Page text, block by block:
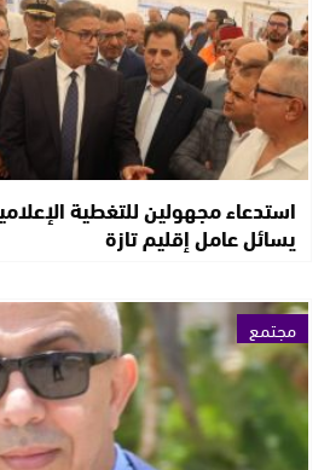
استدعاء مجهولين للتغطية
يسائل عامل إقليم تازة
مجتمع